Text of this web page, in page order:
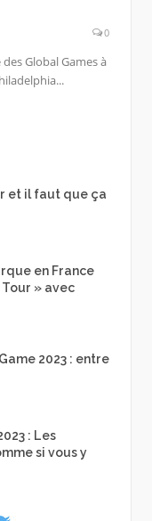
0
Global Games à
et il faut que ça
en France
» avec
2023 : entre
: Les
si vous y